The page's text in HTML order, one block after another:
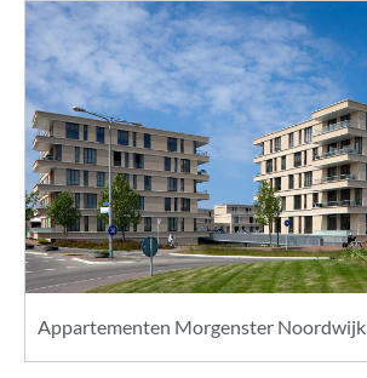
Appartementen Morgenster Noordwijk